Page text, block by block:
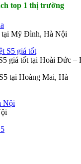
top 1 thị trường
tại Mỹ Đình, Hà Nội
giá tốt tại Hoài Đức –
tại Hoàng Mai, Hà